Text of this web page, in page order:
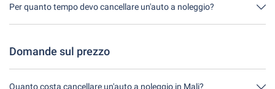
assicurazione aggiuntiva in loco.
Per quanto tempo devo cancellare un'auto a noleggio?
Avete a disposizione fino a 24 ore prima del noleggio, entro
Domande sul prezzo
Quanto costa cancellare un'auto a noleggio in Mali?